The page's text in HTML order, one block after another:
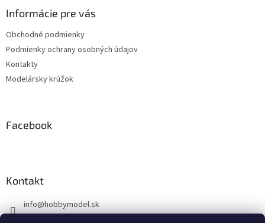
Informácie pre vás
Obchodné podmienky
Podmienky ochrany osobných údajov
Kontakty
Modelársky krúžok
Facebook
Kontakt
info@hobbymodel.sk